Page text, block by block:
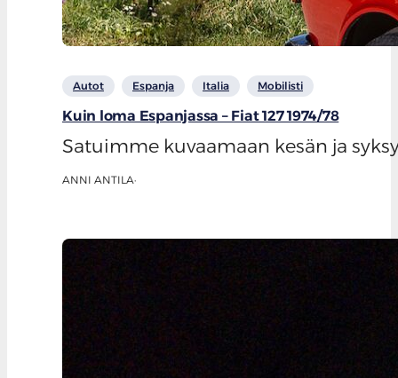
Autot Espanja Italia Mobilisti
Kuin loma Espanjassa – Fiat 127 1974/78
Satuimme kuvaamaan kesän ja
ANNI ANTILA·